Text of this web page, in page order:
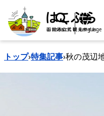
search Language
トップ›特集記事›秋の茂辺